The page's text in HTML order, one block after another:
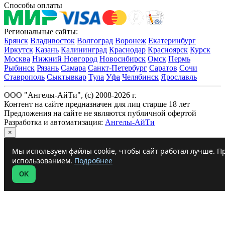
Способы оплаты
Региональные сайты:
Брянск Владивосток Волгоград Воронеж Екатеринбург
Иркутск Казань Калининград Краснодар Красноярск Курск
Москва Нижний Новгород Новосибирск Омск Пермь
Рыбинск Рязань Самара Санкт-Петербург Саратов Сочи
Ставрополь Сыктывкар Тула Уфа Челябинск Ярославль
ООО "Ангелы-АйТи", (c) 2008-2026 г.
Контент на сайте предназначен для лиц старше 18 лет
Предложения на сайте не являются публичной офертой
Разработка и автоматизация: Ангелы-АйТи
×
Мы используем файлы cookie, чтобы сайт работал лучше.
использованием. Подробнее
OK